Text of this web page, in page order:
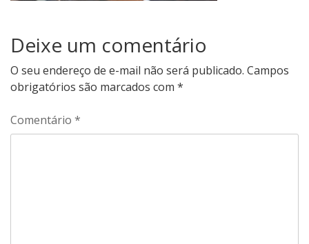
Deixe um comentário
O seu endereço de e-mail não será publicado. Campos
obrigatórios são marcados com *
Comentário *